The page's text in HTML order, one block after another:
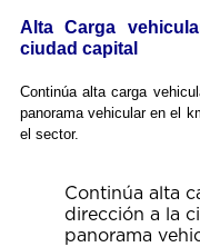
Alta Carga
ciudad capital
Continúa alta carga
panorama vehicular en el
el sector.
Continúa alta
dirección a la
panorama